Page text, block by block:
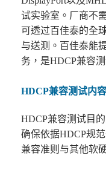
试实验室。厂商不
可透过百佳泰的全
与送测。百佳泰能
务，是HDCP兼容
HDCP兼容测试内容
HDCP兼容测试目
确保依据HDCP规
兼容准则与其他软